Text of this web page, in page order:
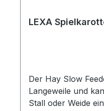
LEXA
Der Hay Slow
Langeweile und
Stall oder Weide